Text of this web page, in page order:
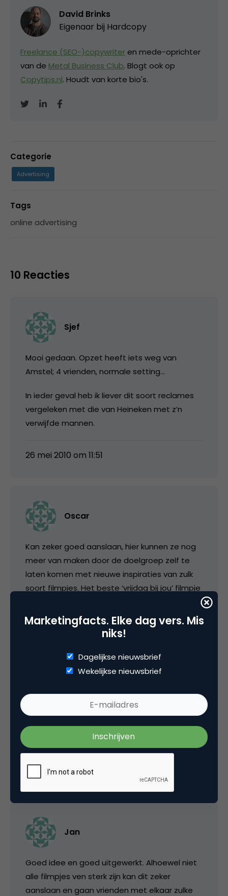
David Brinks
Eigenaar bij Hardcopy
Freelance (SEO-)copywriter en mede-oprichter
van de Metal Business Club. Blogt ook op
Copytips.nl. Houdt van korte bio's.
Categorie
Advertising
Tags
online advertising
10 Reacties
Sjef
Mooi gedaan. Opzet heeft iets weg van
Amstel; 4 vrienden, normale setting…
In ieder geval heb ik liever dit soort reclames
vergeleken met die van Heineken met z’n
verwijfde mannen.
26 mei 2010 om 11:51
Oscar
Kan zeker goed aanslaan, hier kunnen ze nog
meer van maken door de doelgroep zelf te
laten komen met nieuwe inspiraties van zulk
soort filmpjes. Het beste ‘vrijdag bij jou’ filmpje
26 mei 2010 om 12:40
jan
Alsof je van biermerk wisselt vanwege een
26 mei 2010 om 14:52
Jan
Goed idee en goed uitgewerkt. Alhoewel niet
alle filmpjes ven sterk zijn kan dit zeker
aanslaan en gaan vrienden met elkaar zulke
Marketingfacts. Elke dag vers. Mis
niks!
Dagelijkse nieuwsbrief
Wekelijkse nieuwsbrief